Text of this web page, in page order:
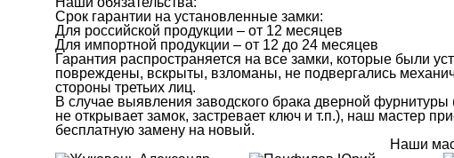
Срок гарантии на установленные замки:
Для российской продукции – от 12 месяцев
Для импортной продукции – от 12 до 24 месяцев
Гарантия распространяется на все замки, которые были
повреждены, вскрыты, взломаны, не подвергались
стороны третьих лиц.
В случае выявления заводского брака дверной
не открывает замок, застревает ключ и т.п.), наш мастер
бесплатную замену на новый.
Наши